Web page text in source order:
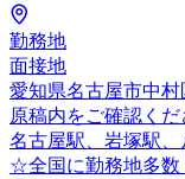
勤務地
面接地
愛知県名古屋市中
原稿内をご確認くだ
名古屋駅、岩塚駅
☆全国に勤務地多